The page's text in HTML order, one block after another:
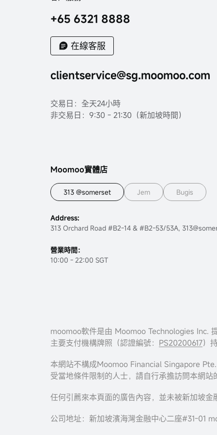
+65 6321 8888
在線客服
clientservice@sg.moomoo.com
交易日：全天24小時
非交易日：9:30 - 21:30（新加坡時間）
Moomoo實體店
313 @somerset Jem Bugis
Address:
313 Orchard Road #B2-14 & #B2-53/53A,
營業時間：
10:00 - 22:00 SGT
moomoo軟件是由 Moomoo Technologies Inc.
主要支付機構牌照（認證編號： PS20200617）
本網站不構成Moomoo Financial Singapore
受當地條件限制的人士，請自行承擔訪問本網
任何引薦來本頁面的廣告內容，並未被新加坡金
公司地址：新加坡濱海灣金融中心二座#31-01